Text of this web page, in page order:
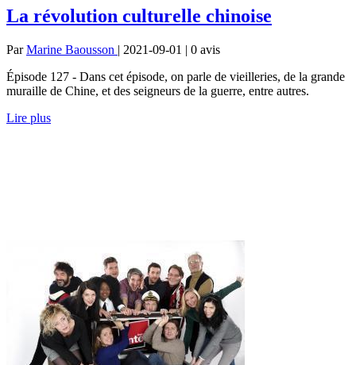
La révolution culturelle chinoise
ParMarine Baousson | 2021-09-01 | 0 avis
Épisode 127 - Dans cet épisode, on parle de vieilleries, de la grande
muraille de Chine, et des seigneurs de la guerre, entre autres.
Lire plus